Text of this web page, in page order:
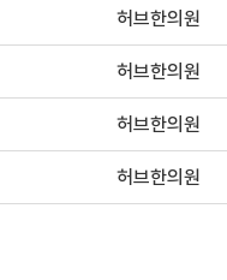
허브한의원
허브한의원
허브한의원
허브한의원